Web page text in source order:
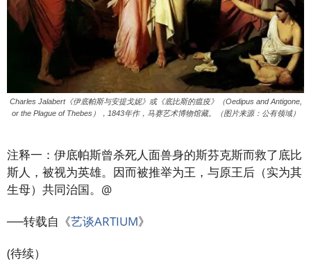
Charles Jalabert《伊底帕斯与安提戈妮》或《底比斯的瘟疫》（Oedipus and Antigone,
or the Plague of Thebes），1843年作，马赛艺术博物馆藏。（图片来源：公有领域）
注释一：伊底帕斯曾杀死人面兽身的斯芬克斯而救了底比
斯人，被视为英雄。因而被推举为王，与原王后（实为其
生母）共同治国。@
──转载自《艺谈ARTIUM》
(待续）